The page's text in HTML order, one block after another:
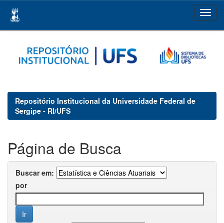
navigation
Repositório Institucional da Universidade Federal de
Sergipe - RI/UFS
Página de Busca
Buscar em:
por